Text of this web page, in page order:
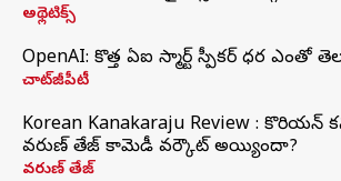
అథ్లెటిక్స్
OpenAI: కొత్త ఏఐ స్మార్ట్ స్పీకర్ ధర ఎంతో
చాట్‌జీపీటీ
Korean Kanakaraju Review : కొరియన్
వరుణ్ తేజ్ కామెడీ వర్కౌట్ అయ్యిందా?
వరుణ్ తేజ్